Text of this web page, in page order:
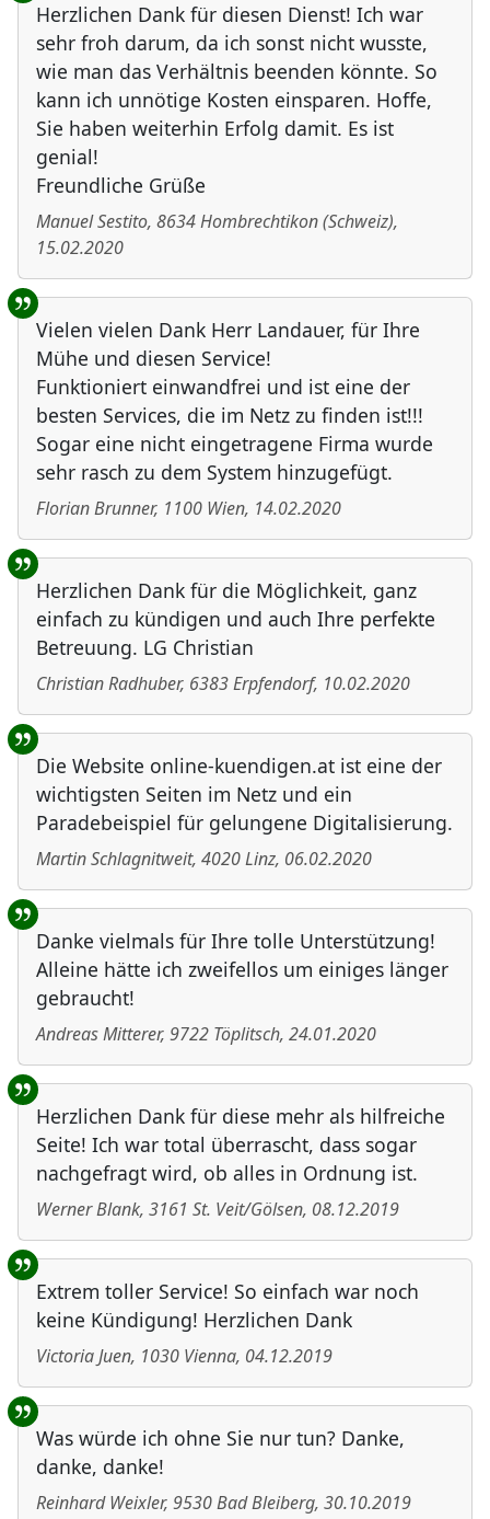
Herzlichen Dank für diesen Dienst! Ich war
sehr froh darum, da ich sonst nicht wusste,
wie man das Verhältnis beenden könnte. So
kann ich unnötige Kosten einsparen. Hoffe,
Sie haben weiterhin Erfolg damit. Es ist
genial!
Freundliche Grüße
Manuel Sestito, 8634Hombrechtikon(Schweiz),
15.02.2020
Vielen vielen Dank Herr Landauer, für Ihre
Mühe und diesen Service!
Funktioniert einwandfrei und ist eine der
besten Services, die im Netz zu finden ist!!!
Sogar eine nicht eingetragene Firma wurde
sehr rasch zu dem System hinzugefügt.
Florian Brunner, 1100 Wien, 14.02.2020
Herzlichen Dank für die Möglichkeit, ganz
einfach zu kündigen und auch Ihre perfekte
Betreuung. LG Christian
Christian Radhuber, 6383Erpfendorf, 10.02.2020
Die Website online-kuendigen.at ist eine der
wichtigsten Seiten im Netz und ein
Paradebeispiel für gelungene Digitalisierung.
Martin Schlagnitweit, 4020Linz, 06.02.2020
Danke vielmals für Ihre tolle Unterstützung!
Alleine hätte ich zweifellos um einiges länger
gebraucht!
Andreas Mitterer, 9722 Töplitsch, 24.01.2020
Herzlichen Dank für diese mehr als hilfreiche
Seite! Ich war total überrascht, dass sogar
nachgefragt wird, ob alles in Ordnung ist.
Werner Blank, 3161 St. Veit/Gölsen, 08.12.2019
Extrem toller Service! So einfach war noch
keine Kündigung! Herzlichen Dank
Victoria Juen, 1030 Vienna, 04.12.2019
Was würde ich ohne Sie nur tun? Danke,
danke, danke!
Reinhard Weixler, 9530Bad Bleiberg, 30.10.2019